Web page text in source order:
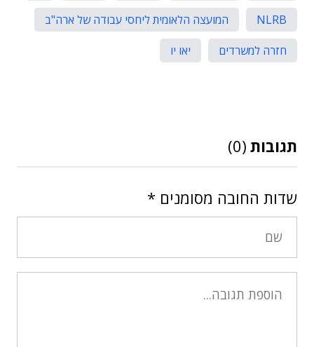
NLRB
המועצה הלאומית ליחסי עבודה של ארה"ב
חזרה למשרדים
יאו יו
תגובות (0)
שדות החובה מסומנים *